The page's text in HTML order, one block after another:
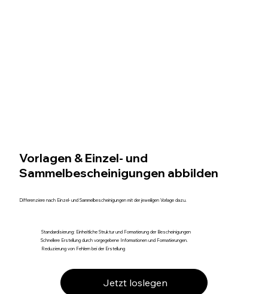
Vorlagen & Einzel- und
Sammelbescheinigungen abbilden
Differenziere nach Einzel- und Sammelbescheinigungen mit der jeweiligen Vorlage dazu.
Standardisierung: Einheitliche Struktur und Formatierung der Bescheinigungen
Schnellere Erstellung durch vorgegebene Informationen und Formatierungen.
Reduzierung von Fehlern bei der Erstellung
Jetzt loslegen